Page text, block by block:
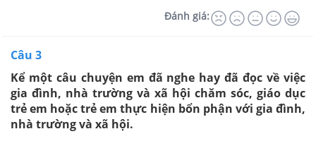
Đánh giá:
Câu 3
Kể một câu chuyện em đã nghe hay đã đọc về việc
gia đình, nhà trường và xã hội chăm sóc, giáo dục
trẻ em hoặc trẻ em thực hiện bổn phận với gia đình,
nhà trường và xã hội.